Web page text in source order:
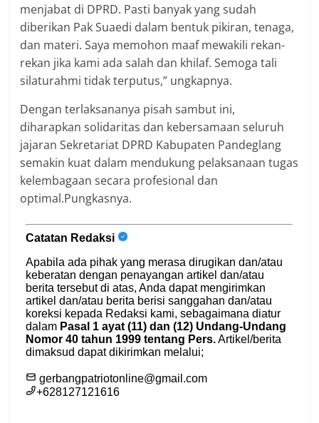
menjabat di DPRD. Pasti banyak yang sudah
diberikan Pak Suaedi dalam bentuk pikiran, tenaga,
dan materi. Saya memohon maaf mewakili rekan-
rekan jika kami ada salah dan khilaf. Semoga tali
silaturahmi tidak terputus,” ungkapnya.
Dengan terlaksananya pisah sambut ini,
diharapkan solidaritas dan kebersamaan seluruh
jajaran Sekretariat DPRD Kabupaten Pandeglang
semakin kuat dalam mendukung pelaksanaan tugas
kelembagaan secara profesional dan
optimal.Pungkasnya.